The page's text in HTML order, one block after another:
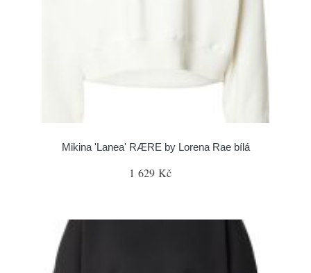
Mikina 'Lanea' RÆRE by Lorena Rae bílá
1 629 Kč